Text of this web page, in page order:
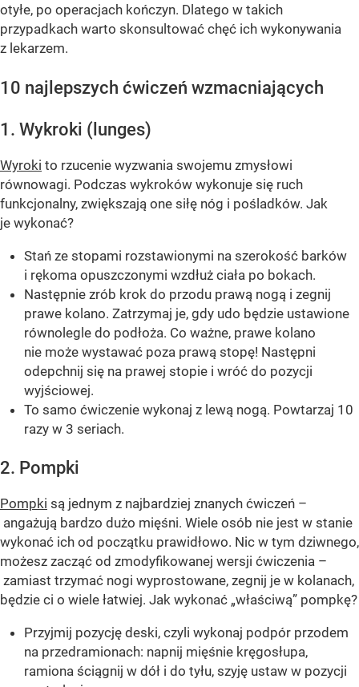
otyłe, po operacjach kończyn. Dlatego w takich
przypadkach warto skonsultować chęć ich wykonywania
z lekarzem.
10 najlepszych ćwiczeń wzmacniających
1. Wykroki (lunges)
Wyroki to rzucenie wyzwania swojemu zmysłowi
równowagi. Podczas wykroków wykonuje się ruch
funkcjonalny, zwiększają one siłę nóg i pośladków. Jak
je wykonać?
Stań ze stopami rozstawionymi na szerokość barków
i rękoma opuszczonymi wzdłuż ciała po bokach.
Następnie zrób krok do przodu prawą nogą i zegnij
prawe kolano. Zatrzymaj je, gdy udo będzie ustawione
równolegle do podłoża. Co ważne, prawe kolano
nie może wystawać poza prawą stopę! Następni
odepchnij się na prawej stopie i wróć do pozycji
wyjściowej.
To samo ćwiczenie wykonaj z lewą nogą. Powtarzaj 10
razy w 3 seriach.
2. Pompki
Pompki są jednym z najbardziej znanych ćwiczeń –
angażują bardzo dużo mięśni. Wiele osób nie jest w stanie
wykonać ich od początku prawidłowo. Nic w tym dziwnego,
możesz zacząć od zmodyfikowanej wersji ćwiczenia –
zamiast trzymać nogi wyprostowane, zegnij je w kolanach,
będzie ci o wiele łatwiej. Jak wykonać „właściwą” pompkę?
Przyjmij pozycję deski, czyli wykonaj podpór przodem
na przedramionach: napnij mięśnie kręgosłupa,
ramiona ściągnij w dół i do tyłu, szyję ustaw w pozycji